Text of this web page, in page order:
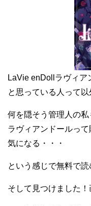
LaVie enDollラヴィア
と思っている人って以
何を隠そう管理人の
ラヴィアンドールっ
気になる・・・
という感じで無料で
そして見つけました！